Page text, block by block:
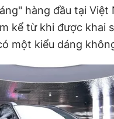
Bạn cần biết
Liên hệ
hàng đầu tại Việt
kể từ khi được khai
một kiểu dáng